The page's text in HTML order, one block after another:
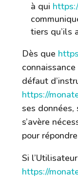
à qui
tiers qu’ils
Dès que
défaut
https://
ses
s’avère
pour
Si
https://